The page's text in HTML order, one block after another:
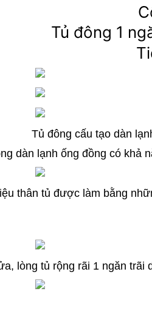
Tủ đông 1
Tủ đông cấu tạo dàn
dàn lạnh ống đồng có khả
thân tủ được làm bằng
l òng tủ rộng rãi 1 ngăn trãi